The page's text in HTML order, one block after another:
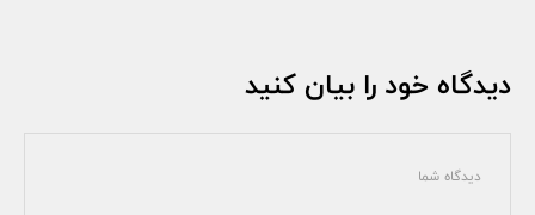
دیدگاه خود را بیان کنید